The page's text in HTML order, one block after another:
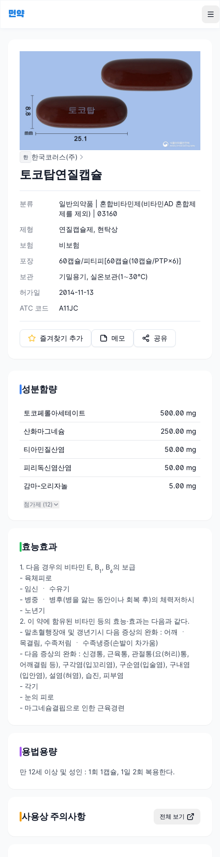
먼약
한 한국코러스(주)
토코탑연질캡슐
분류
일반의약품 | 혼합비타민제(비타민AD 혼합제
제를 제외) | 03160
제형
연질캡슐제, 현탁상
보험
비보험
포장
60캡슐/피티피[60캡슐(10캡슐/PTP×6)]
보관
기밀용기, 실온보관(1∼30℃)
허가일
2014-11-13
ATC 코드
A11JC
즐겨찾기 추가 메모 공유
성분함량
토코페롤아세테이트 500.00 mg
산화마그네슘 250.00 mg
티아민질산염 50.00 mg
피리독신염산염 50.00 mg
감마-오리자놀 5.00 mg
첨가제 (12)
효능효과
1. 다음 경우의 비타민 E, B1, B6의 보급
- 육체피로
- 임신 ㆍ 수유기
- 병중 ㆍ 병후(병을 앓는 동안이나 회복 후)의 체력저하시
- 노년기
2. 이 약에 함유된 비타민 등의 효능·효과는 다음과 같다.
- 말초혈행장애 및 갱년기시 다음 증상의 완화 : 어깨 ㆍ
목결림, 수족저림 ㆍ 수족냉증(손발이 차가움)
- 다음 증상의 완화 : 신경통, 근육통, 관절통(요(허리)통,
어깨결림 등), 구각염(입꼬리염), 구순염(입술염), 구내염
(입안염), 설염(혀염), 습진, 피부염
- 각기
- 눈의 피로
- 마그네슘결핍으로 인한 근육경련
용법용량
만 12세 이상 및 성인 : 1회 1캡슐, 1일 2회 복용한다.
사용상 주의사항 전체 보기